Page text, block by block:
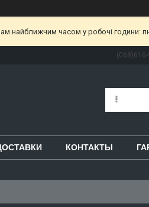
найближчим часом у робочі години:
КОНТАКТЫ